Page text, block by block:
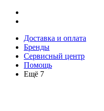
Доставка и оплата
Бренды
Сервисный центр
Помощь
Ещё 7